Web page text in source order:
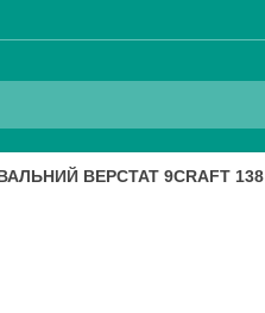
ВЕРСТАТ 9CRAFT 138